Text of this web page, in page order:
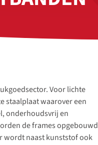
Voor lichte
staalplaat waarover een
onderhoudsvrij en
de frames opgebouwd
wordt naast kunststof ook